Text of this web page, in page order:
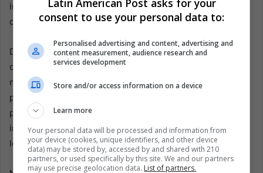
inflación más bajas en años, reflejando precios más
calmados pero también una demanda interna contenida.
Dos países entraron en deflación. Costa Rica cerró 2025
con una inflación de menos 1.23 por ciento y Panamá con
menos 0.2 por ciento. Aunque los precios más bajos
pueden sonar a alivio, la deflación persistente genera
preocupación sobre el estancamiento del consumo y la
inversión, especialmente en economías dependientes de
los servicios y el comercio.
consent to use your personal data to:
Personalised advertising and content, advertising and
content measurement, audience research and
services development
Store and/or access information on a device
Learn more
Your personal data will be processed and information from
your device (cookies, unique identifiers, and other device
data) may be stored by, accessed by and shared with 210
partners, or used specifically by this site. We and our partners
may use precise geolocation data. List of partners.